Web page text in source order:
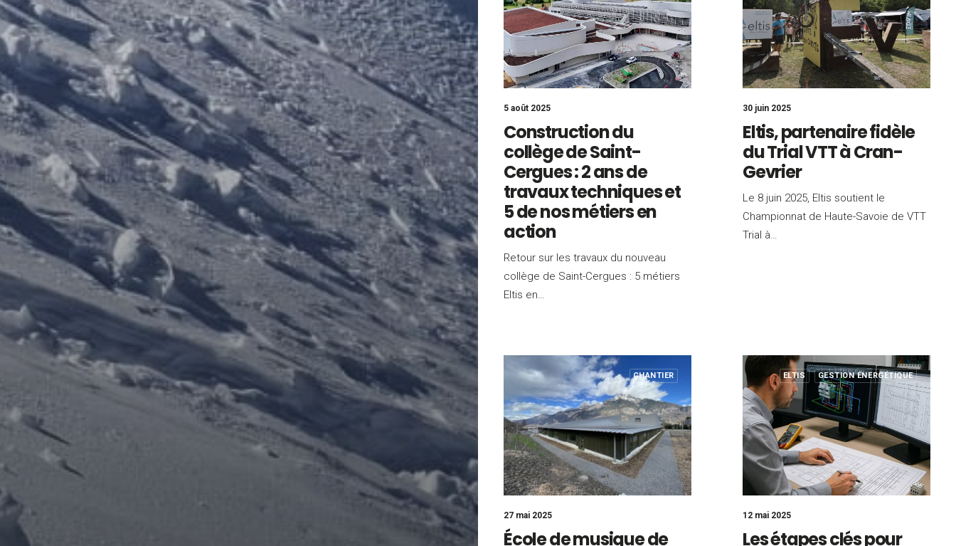
5 août 2025
Construction du
collège de Saint-
Cergues : 2 ans de
travaux techniques et
5 de nos métiers en
action
Retour sur les travaux du nouveau
collège de Saint-Cergues : 5 métiers
Eltis en…
30 juin 2025
Eltis, partenaire fidèle
du Trial VTT à Cran-
Gevrier
Le 8 juin 2025, Eltis soutient le
Championnat de Haute-Savoie de VTT
Trial à…
CHANTIER
27 mai 2025
École de musique de
ELTIS GESTION ÉNERGÉTIQUE
12 mai 2025
Les étapes clés pour